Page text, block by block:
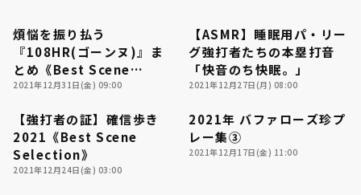
利用規約 プライバシーポリシー
特定商取引法の表示 アルバイト募集
煩悩を振り払う
『108HR(ゴーンヌ)』ま
とめ《Best Scene
Selection》
2021年12月31日(金) 09:00
05:31
【ASMR】睡眠用パ・リー
グ強打者たちの本塁打音
「快音のち快眠。」
2021年12月27日(月) 08:00
12:45
【強打者の証】確信歩き
2021《Best Scene
Selection》
2021年12月24日(金) 03:00
02:07
2021年 バファローズ珍プ
レー集③
2021年12月17日(金) 11:00